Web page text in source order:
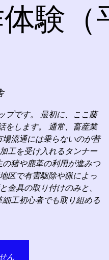
験（
プです。 最初に、ここ藤
をします。 通常、畜産業
流通には乗らないのが普
工を受け入れるタンナー
猪や鹿革の利用が進みつ
区で有害駆除や猟によっ
金具の取り付けのみと、
工初心者でも取り組める
ん